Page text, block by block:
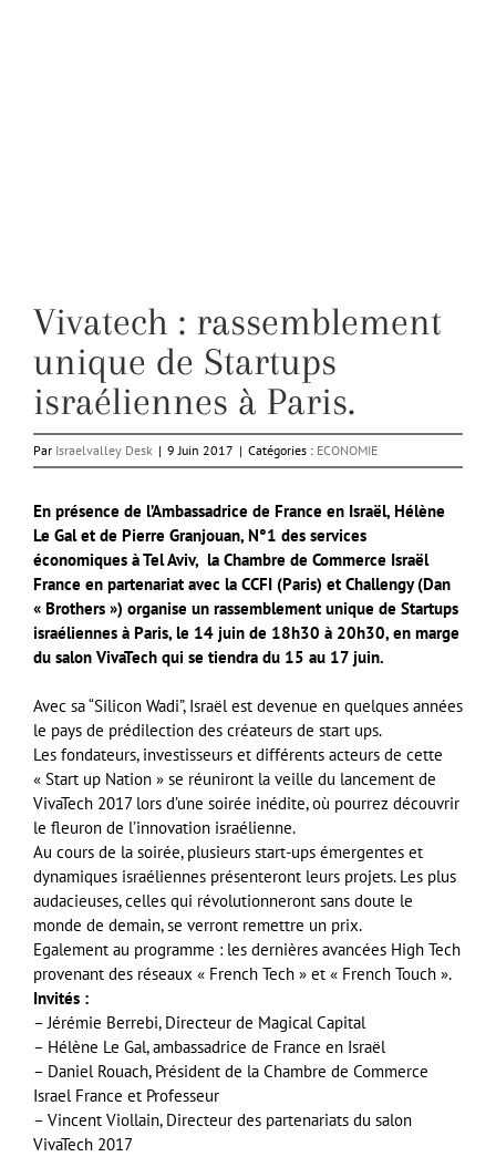
Vivatech : rassemblement
unique de Startups
israéliennes à Paris.
Par Israelvalley Desk | 9 Juin 2017 | Catégories : ECONOMIE
En présence de l’Ambassadrice de France en Israël, Hélène
Le Gal et de Pierre Granjouan, N°1 des services
économiques à Tel Aviv, la Chambre de Commerce Israël
France en partenariat avec la CCFI (Paris) et Challengy (Dan
« Brothers ») organise un rassemblement unique de Startups
israéliennes à Paris, le 14 juin de 18h30 à 20h30, en marge
du salon VivaTech qui se tiendra du 15 au 17 juin.
Avec sa “Silicon Wadi”, Israël est devenue en quelques années
le pays de prédilection des créateurs de start ups.
Les fondateurs, investisseurs et différents acteurs de cette
« Start up Nation » se réuniront la veille du lancement de
VivaTech 2017 lors d’une soirée inédite, où pourrez découvrir
le fleuron de l’innovation israélienne.
Au cours de la soirée, plusieurs start-ups émergentes et
dynamiques israéliennes présenteront leurs projets. Les plus
audacieuses, celles qui révolutionneront sans doute le
monde de demain, se verront remettre un prix.
Egalement au programme : les dernières avancées High Tech
provenant des réseaux « French Tech » et « French Touch ».
Invités :
– Jérémie Berrebi, Directeur de Magical Capital
– Hélène Le Gal, ambassadrice de France en Israël
– Daniel Rouach, Président de la Chambre de Commerce
Israel France et Professeur
– Vincent Viollain, Directeur des partenariats du salon
VivaTech 2017